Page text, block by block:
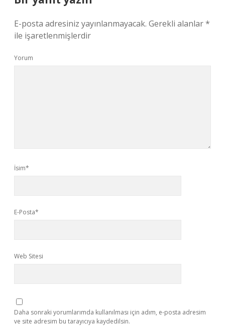
E-posta adresiniz yayınlanmayacak. Gerekli alanlar*
ile işaretlenmişlerdir
Yorum
İsim*
E-Posta*
Web Sitesi
Daha sonraki yorumlarımda kullanılması için adım, e-posta adresim
ve site adresim bu tarayıcıya kaydedilsin.